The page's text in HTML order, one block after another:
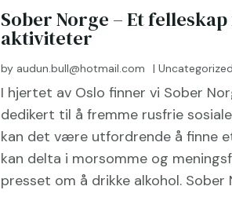
Sober Norge – Et
aktiviteter
by audun.bull@hotmail.com |Uncategorized
I hjertet av Oslo finner vi Sober
dedikert til å fremme rusfrie
kan det være utfordrende å finne
kan delta i morsomme og
presset om å drikke alkohol. Sober